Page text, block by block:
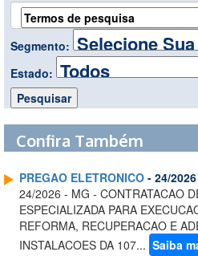
Segmento:
Estado:
Confira Também
PREGAO ELETRONICO - 24/
24/2026 - MG - CONTRATACAO
ESPECIALIZADA PARA
REFORMA, RECUPERACAO E
INSTALACOES DA 107... Saiba